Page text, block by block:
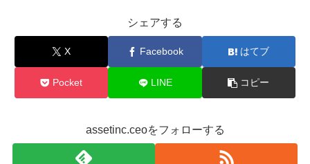
シェアする
X Facebook はてブ
Pocket LINE コピー
assetinc.ceoをフォローする